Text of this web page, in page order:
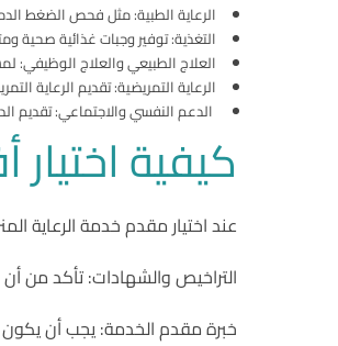
الرعاية الطبية: مثل فحص الضغط
التغذية: توفير وجبات غذائية صحية
العلاج الطبيعي والعلاج الوظيفي:
الرعاية التمريضية: تقديم الرعاية
الدعم النفسي والاجتماعي: تقديم
كيفية
عند اختيار مقدم خدمة الرعاية
التراخيص والشهادات: تأكد من
خبرة مقدم الخدمة: يجب أن